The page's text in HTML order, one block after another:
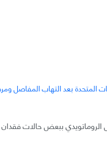
الروماتويدي ببعض حالات